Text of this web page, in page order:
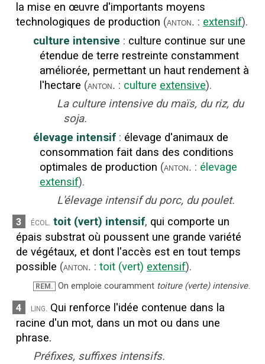
la mise en œuvre d'importants moyens
technologiques de production (anton. : extensif).
culture intensive : culture continue sur une
étendue de terre restreinte constamment
améliorée, permettant un haut rendement à
l'hectare (anton. : culture extensive).
La culture intensive du maïs, du riz, du
soja.
élevage intensif : élevage d'animaux de
consommation fait dans des conditions
optimales de production (anton. : élevage
extensif).
L'élevage intensif du porc, du poulet.
3 écol. toit (vert) intensif, qui comporte un
épais substrat où poussent une grande variété
de végétaux, et dont l'accès est en tout temps
possible (anton. : toit (vert) extensif).
REM. On emploie couramment toiture (verte) intensive.
4 ling. Qui renforce l'idée contenue dans la
racine d'un mot, dans un mot ou dans une
phrase.
Préfixes, suffixes intensifs.